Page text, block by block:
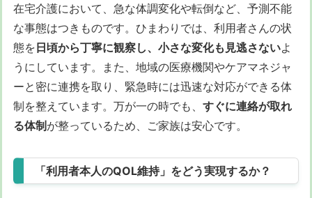
在宅介護において、急な体調変化や転倒など、予測不能
な事態はつきものです。ひまわりでは、利用者さんの状
態を日頃から丁寧に観察し、小さな変化も見逃さないよ
うにしています。また、地域の医療機関やケアマネジャ
ーと密に連携を取り、緊急時には迅速な対応ができる体
制を整えています。万が一の時でも、 すぐに連絡が取れ
る体制が整っているため、ご家族は安心です。
「利用者本人のQOL維持」をどう実現するか？